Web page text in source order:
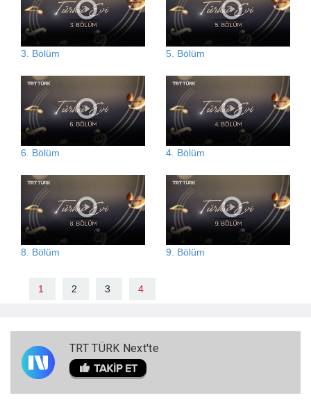
3. Bölüm 5. Bölüm
6. Bölüm 4. Bölüm
8. Bölüm 9. Bölüm
1 2 3 4
TRT TÜRK Next'te